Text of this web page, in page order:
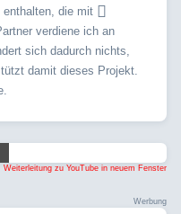
enthalten, die mit
verdiene ich an
sich dadurch nichts,
damit dieses Projekt.
Weiterleitung zu YouTube in neuem Fenster
Werbung